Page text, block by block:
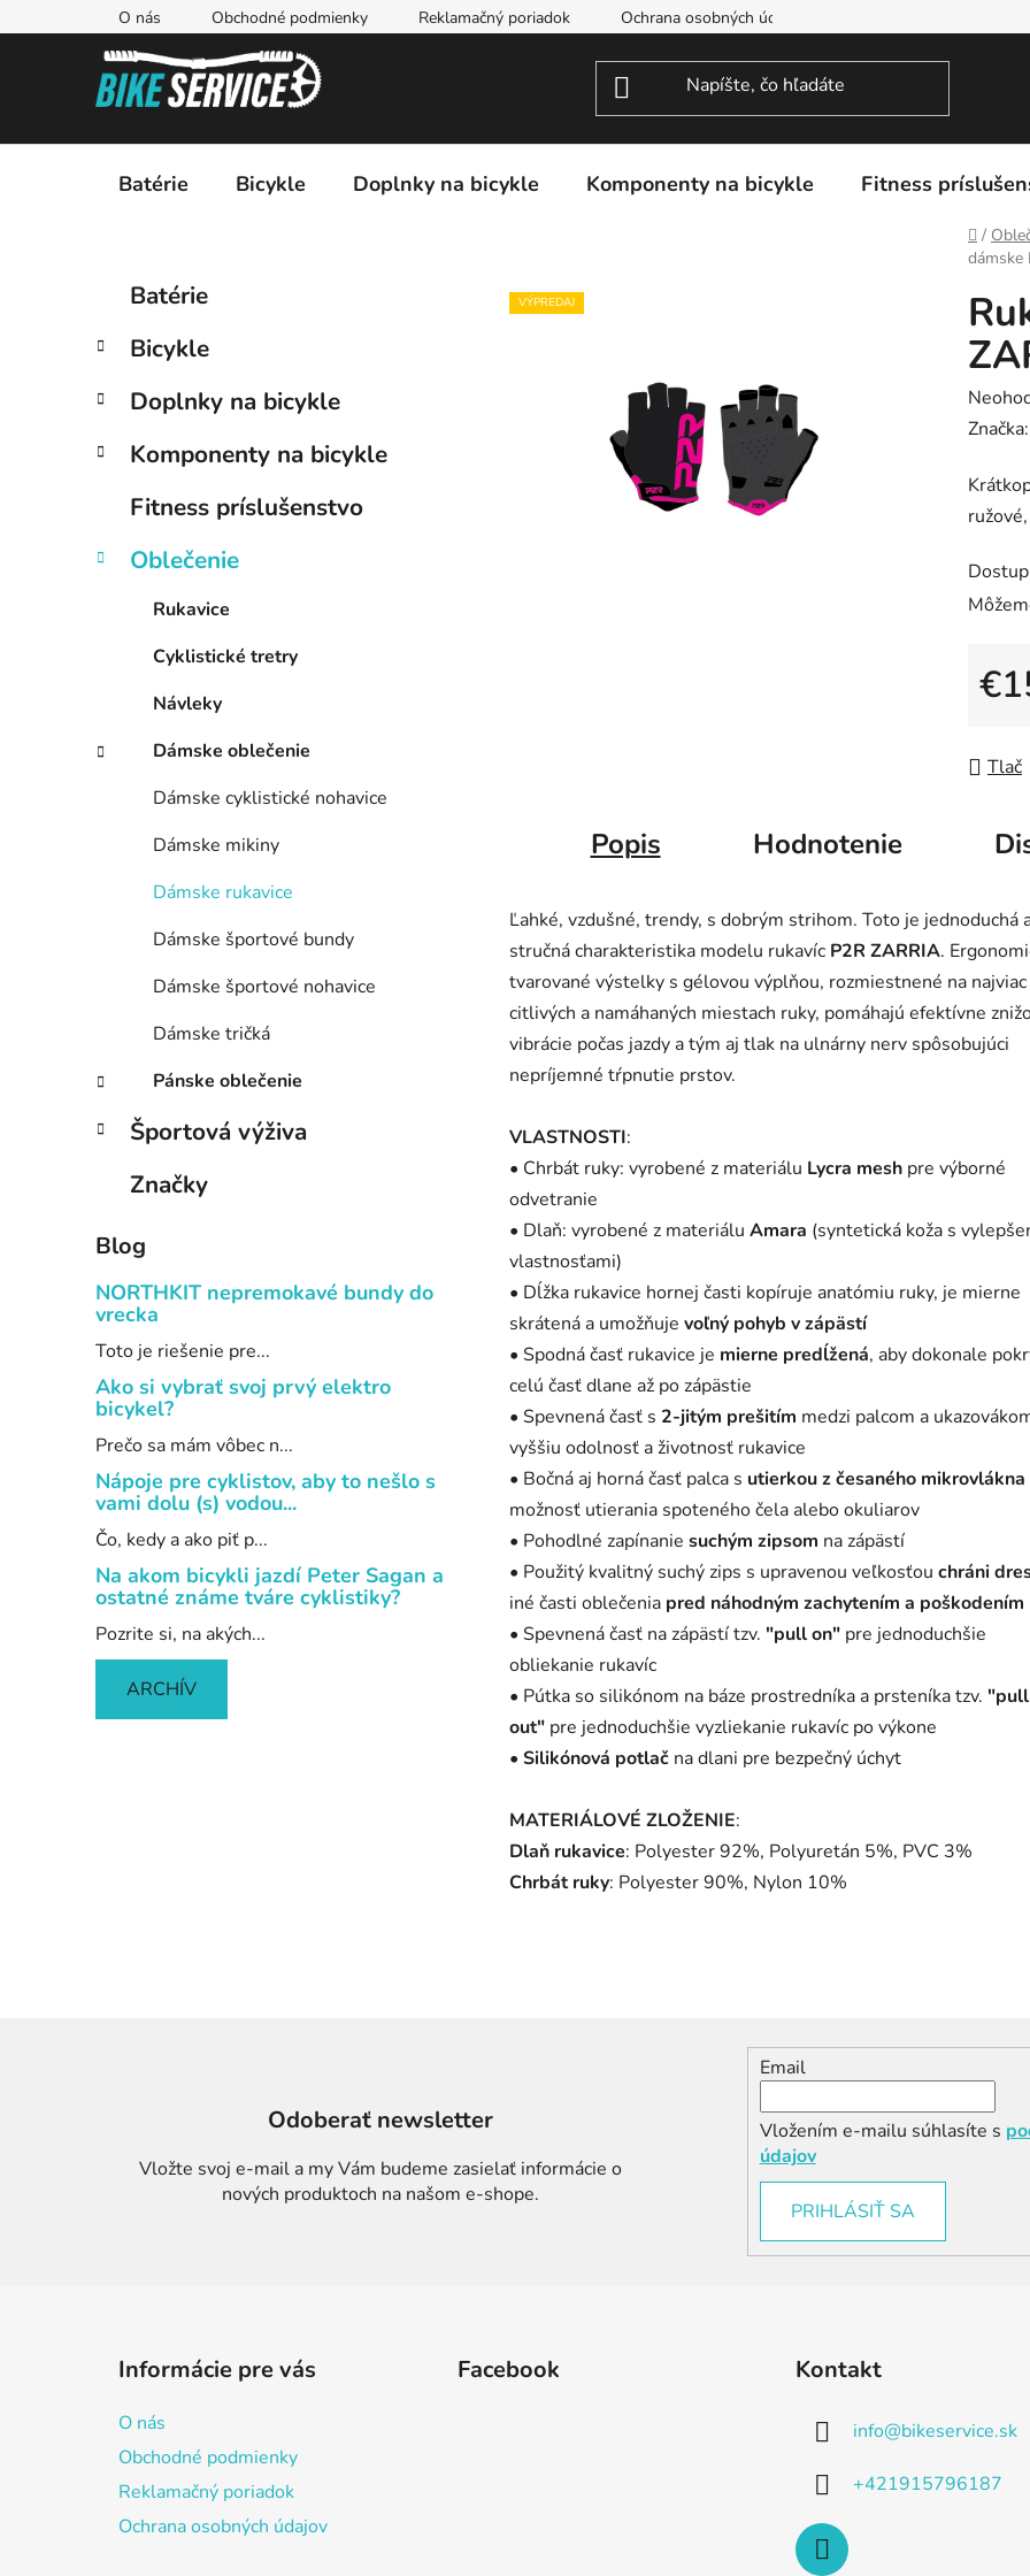
na
O nás Obchodné podmienky Reklamačný poriadok Ochrana osobných údajov
Batérie Bicykle Doplnky na bicykle Komponenty na bicykle Fitness
Domov
/
dámske
č
ý
a
l
Preskočiť
kategórie
e
ó
i
Batérie
Bicykle
Doplnky na bicykle
Komponenty na bicykle
Fitness príslušenstvo
Oblečenie
Rukavice
Cyklistické tretry
Návleky
Dámske oblečenie
Dámske cyklistické nohavice
Dámske mikiny
Dámske rukavice
Dámske športové bundy
Dámske športové nohavice
Dámske tričká
Pánske oblečenie
Športová výživa
Značky
Blog
NORTHKIT nepremokavé bundy do
vrecka
Toto je riešenie pre...
Ako si vybrať svoj prvý elektro
bicykel?
Prečo sa mám vôbec n...
Nápoje pre cyklistov, aby to nešlo s
vami dolu (s) vodou...
Čo, kedy a ako piť p...
Na akom bicykli jazdí Peter Sagan a
ostatné známe tváre cyklistiky?
Pozrite si, na akých...
ARCHÍV
je
0,0
5
Tlač
VÝPREDAJ
Popis Hodnotenie
Ľahké, vzdušné, trendy, s dobrým strihom. Toto je jednoduchá
stručná charakteristika modelu rukavíc P2R ZARRIA.
tvarované výstelky s gélovou výplňou, rozmiestnené na najviac
citlivých a namáhaných miestach ruky, pomáhajú efektívne
vibrácie počas jazdy a tým aj tlak na ulnárny nerv spôsobujúci
nepríjemné tŕpnutie prstov.
VLASTNOSTI:
• Chrbát ruky: vyrobené z materiálu Lycra mesh pre výborné
odvetranie
• Dlaň: vyrobené z materiálu Amara (syntetická koža s
vlastnosťami)
• Dĺžka rukavice hornej časti kopíruje anatómiu ruky, je mierne
skrátená a umožňuje voľný pohyb v zápästí
• Spodná časť rukavice je mierne predĺžená, aby dokonale
celú časť dlane až po zápästie
• Spevnená časť s 2-jitým prešitím medzi palcom a
vyššiu odolnosť a životnosť rukavice
• Bočná aj horná časť palca s utierkou z česaného mikrovlákna
možnosť utierania spoteného čela alebo okuliarov
• Pohodlné zapínanie suchým zipsom na zápästí
• Použitý kvalitný suchý zips s upravenou veľkosťou chráni
iné časti oblečenia pred náhodným zachytením a poškodením
• Spevnená časť na zápästí tzv. "pull on" pre jednoduchšie
obliekanie rukavíc
• Pútka so silikónom na báze prostredníka a prsteníka tzv. "pull
out" pre jednoduchšie vyzliekanie rukavíc po výkone
• Silikónová potlač na dlani pre bezpečný úchyt
MATERIÁLOVÉ ZLOŽENIE:
Dlaň rukavice: Polyester 92%, Polyuretán 5%, PVC 3%
Chrbát ruky: Polyester 90%, Nylon 10%
Odoberať newsletter
Vložte svoj e-mail a my Vám budeme zasielať informácie o
nových produktoch na našom e-shope.
Email
Vložením e-mailu súhlasíte s
údajov
PRIHLÁSIŤ SA
Informácie pre vás
O nás
Obchodné podmienky
Reklamačný poriadok
Ochrana osobných údajov
Facebook Kontakt
info@bikeservice.sk
+421915796187